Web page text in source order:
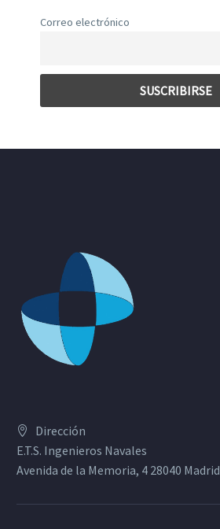
Correo electrónico
Dirección
E.T.S. Ingenieros Navales
Avenida de la Memoria, 4 28040 Madrid